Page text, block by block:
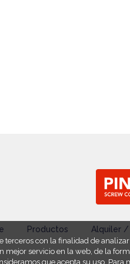
terceros con la finalidad de
mejor servicio en la web, de la
que acepta su uso.
Productos Alquiler /